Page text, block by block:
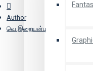
Author
வெ.இறையன்பு